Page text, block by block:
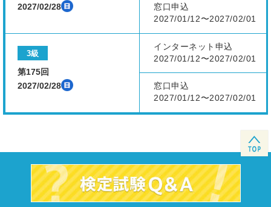
2027/02/28
窓口申込
2027/01/12〜2027/02/01
3級
第175回
2027/02/28
インターネット申込
2027/01/12〜2027/02/01
窓口申込
2027/01/12〜2027/02/01